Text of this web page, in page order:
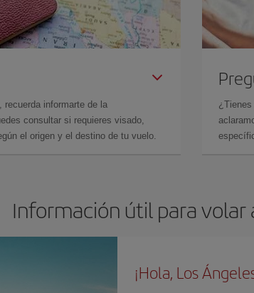
recuerda informarte de la
consultar si requieres visado,
el origen y el destino de tu vuelo.
Información útil para volar
¡Hola, Los